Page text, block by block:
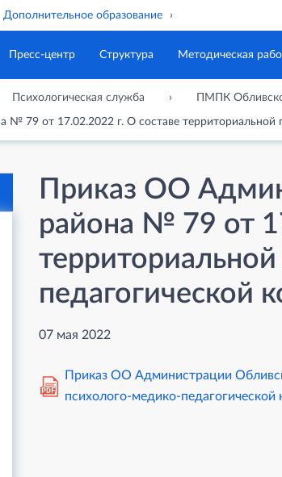
Дополнительное образование
Пресс-центр Структура Методическая
Психологическая служба ПМПК
79 от 17.02.2022 г. О составе территориальной
Приказ ОО
района № 79 от
педагогической
07 мая 2022
PDF
Приказ ОО Администрации
психолого-медико-